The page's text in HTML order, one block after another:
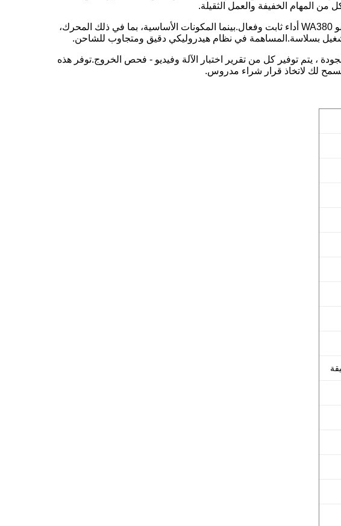
تعمل بمحركات بطاقة 146 كيلوواط، اعتمادا على النموذج، وتقدم كوماتسو WA380 أداء ثابت وفعال.بينما المكونات الأساسية، بما في ذلك المحرك،
بسلاسة.المساهمة في نظام هيدروليكي دقيق ومتجاوب للشاحن.
، يتم توفير كل من تقرير اختبار الآلة وفيديو - فحص الخروج.توفر هذه
يسمح لك لاتخاذ قرار شراء مدروس.